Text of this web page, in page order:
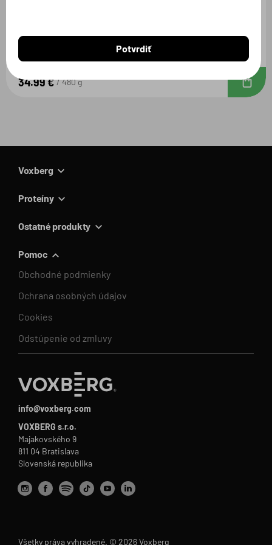
Citrón / 480g
34.99 € 480 g
info@voxberg.com
VOXBERG s.r.o.
Majakovského 9
811 04 Bratislava
Slovenská republika
Voxberg
Proteíny
Ostatné produkty
Pomoc
Obchodné podmienky
Ochrana osobných údajov
Cookies
Odstúpenie od zmluvy
Všetky práva vyhradené. © 2026 Voxberg
Potvrdiť